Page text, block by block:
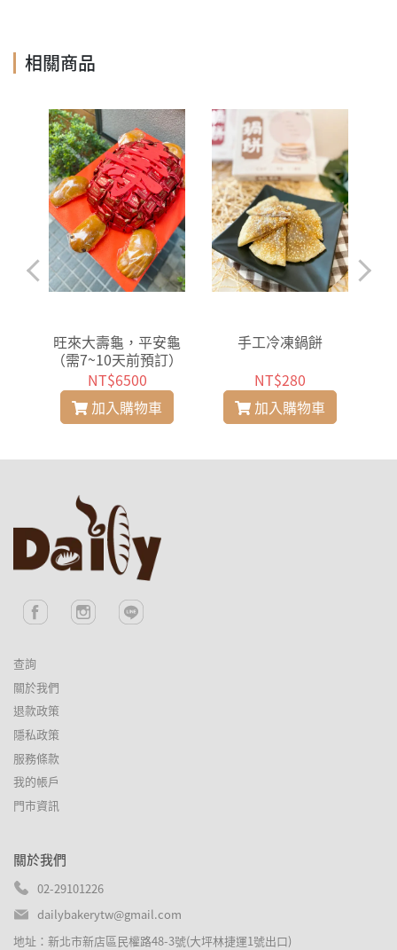
相關商品
旺來大壽龜，平安龜
（需7~10天前預訂）
NT$6500
加入購物車
手工冷凍鍋餅
NT$280
加入購物車
關於我們
02-29101226
dailybakerytw@gmail.com
地址：新北市新店區民權路48-3號(大坪林捷運1號出口)
查詢
關於我們
退款政策
隱私政策
服務條款
我的帳戶
門市資訊